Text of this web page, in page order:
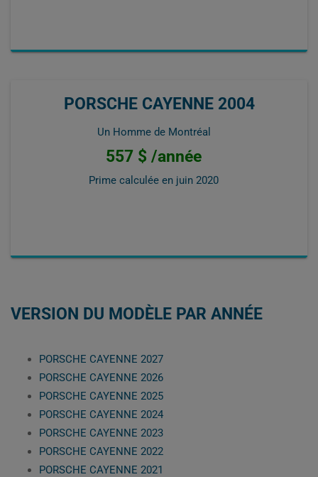
PORSCHE CAYENNE 2004
Un Homme de Montréal
557 $ /année
Prime calculée en juin 2020
VERSION DU MODÈLE PAR ANNÉE
PORSCHE CAYENNE 2027
PORSCHE CAYENNE 2026
PORSCHE CAYENNE 2025
PORSCHE CAYENNE 2024
PORSCHE CAYENNE 2023
PORSCHE CAYENNE 2022
PORSCHE CAYENNE 2021